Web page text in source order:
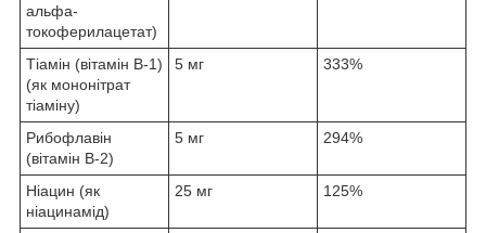
альфа-
токоферилацетат)
Тіамін (вітамін B-1)
(як мононітрат
тіаміну)
5 мг 333%
Рибофлавін
(вітамін B-2)
5 мг 294%
Ніацин (як
ніацинамід)
25 мг 125%